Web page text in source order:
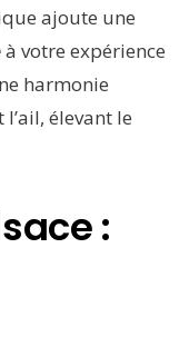
ajoute une
à votre expérience
harmonie
élevant le
: